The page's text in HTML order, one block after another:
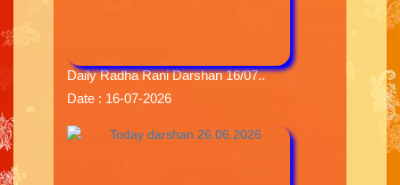
Daily Radha Rani Darshan 16/07..
Date : 16-07-2026